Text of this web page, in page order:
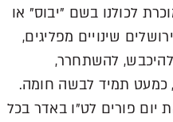
לכולנו בשם "יבוס" או
שינויים מפליגים,
להשתחרר,
כמעט תמיד לבשה חומה.
פורים לט"ו באדר בכל